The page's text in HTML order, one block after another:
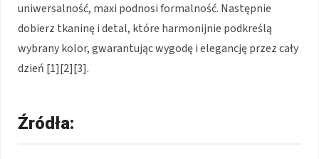
uniwersalność, maxi podnosi formalność. Następnie
dobierz tkaninę i detal, które harmonijnie podkreślą
wybrany kolor, gwarantując wygodę i elegancję przez cały
dzień [1][2][3].
Źródła: